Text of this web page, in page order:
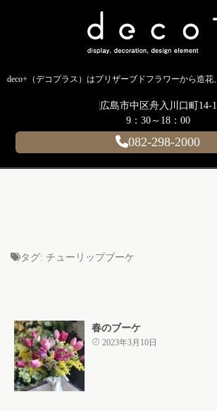
広島市中区舟入川口町14-1
9：30～18：00
082-298-2000
タグ: チューリップブーケ
春のブーケ
2023年3月10日